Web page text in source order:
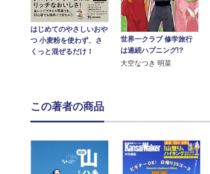
はじめてのやさしいおや
つ 小麦粉を使わず、さ
くっと混ぜるだけ！
世界一クラブ 修学旅行
は連続ハプニング!?
大空なつき 明菜
この著者の商品